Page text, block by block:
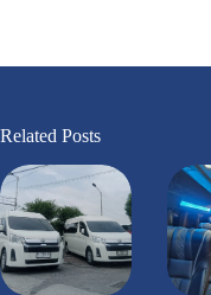
Related Posts